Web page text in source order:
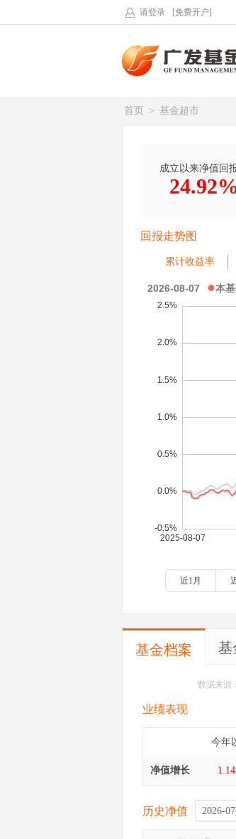
请登录 [免费开户]
首页 > 基金超市
成立以来净值回
回报走势图
累计收益率
2026-08-07 ●本基
近1月
基金档案 基
数据来源
业绩表现
今年
净值增长
历史净值